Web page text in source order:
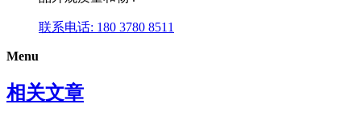
联系电话: 180 3780 8511
Menu
相关文章